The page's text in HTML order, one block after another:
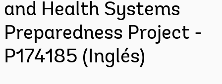
and Health Systems
Preparedness Project -
P174185 (Inglés)